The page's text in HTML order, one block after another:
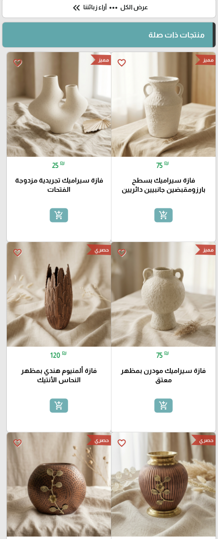
عرض الكل more_horiz آراء زبائننا keyboard_double_arrow_left
منتجات ذات صلة
favorite_border مميز
75 ₪
فازة سيراميك بسطح
بارزومقبضين جانبيين دائريين
add_shopping_cart
favorite_border مميز
25 ₪
فازة سيراميك تجريدية مزدوجة
الفتحات
add_shopping_cart
favorite_border مميز
75 ₪
فازة سيراميك مودرن بمظهر
معتق
add_shopping_cart
favorite_border حصري
120 ₪
فازة ألمنيوم هندي بمظهر
النحاس الأنتيك
add_shopping_cart
favorite_border حصري favorite_border حصري